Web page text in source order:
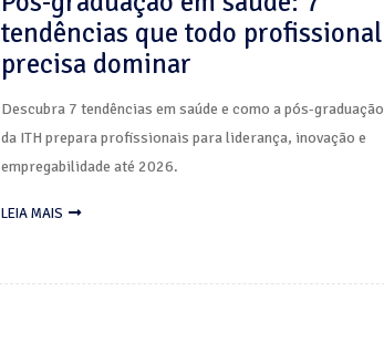
tendências que todo profissional
precisa dominar
Descubra 7 tendências em saúde e como a pós-graduação
da ITH prepara profissionais para liderança, inovação e
empregabilidade até 2026.
LEIA MAIS